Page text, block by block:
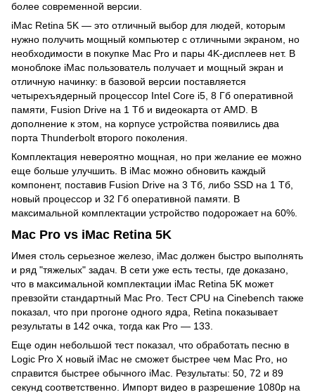
более современной версии.
iMac Retina 5K — это отличный выбор для людей, которым
нужно получить мощный компьютер с отличными экраном, но
необходимости в покупке Mac Pro и пары 4K-дисплеев нет. В
моноблоке iMac пользователь получает и мощный экран и
отличную начинку: в базовой версии поставляется
четырехъядерный процессор Intel Core i5, 8 Гб оперативной
памяти, Fusion Drive на 1 Тб и видеокарта от AMD. В
дополнение к этом, на корпусе устройства появились два
порта Thunderbolt второго поколения.
Комплектация невероятно мощная, но при желание ее можно
еще больше улучшить. В iMac можно обновить каждый
компонент, поставив Fusion Drive на 3 Тб, либо SSD на 1 Тб,
новый процессор и 32 Гб оперативной памяти. В
максимальной комплектации устройство подорожает на 60%.
Mac Pro vs iMac Retina 5K
Имея столь серьезное железо, iMac должен быстро выполнять
и ряд "тяжелых" задач. В сети уже есть тесты, где доказано,
что в максимальной комплектации iMac Retina 5K может
превзойти стандартный Mac Pro. Тест CPU на Cinebench также
показал, что при прогоне одного ядра, Retina показывает
результаты в 142 очка, тогда как Pro — 133.
Еще один небольшой тест показал, что обработать песню в
Logic Pro X новый iMac не сможет быстрее чем Mac Pro, но
справится быстрее обычного iMac. Результаты: 50, 72 и 89
секунд соответственно. Импорт видео в разрешение 1080p на